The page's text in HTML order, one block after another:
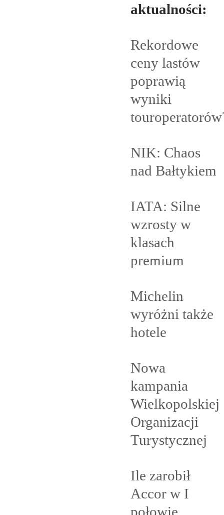
aktualności:
Rekordowe
ceny lastów
poprawią
wyniki
NIK: Chaos
nad Bałtykiem
IATA: Silne
wzrosty w
klasach
premium
Michelin
wyróżni także
hotele
Nowa
kampania
Wielkopolskiej
Organizacji
Turystycznej
Ile zarobił
Accor w I
połowie